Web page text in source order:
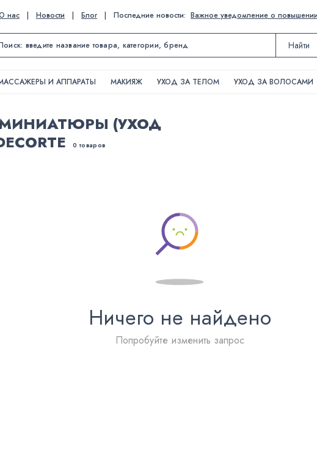
нас | Новости | Блог | Последние новости: Важное уведомление о
Найти
И АППАРАТЫ МАКИЯЖ УХОД ЗА ТЕЛОМ УХОД ЗА ВОЛОСАМИ
(УХОД
0 товаров
Ничего не найдено
Попробуйте изменить запрос